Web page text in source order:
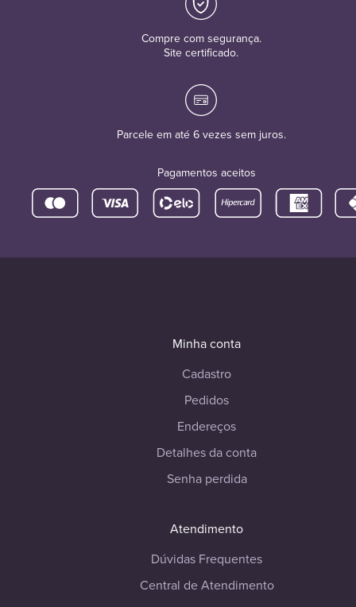
Compre com segurança.
Site certificado.
Parcele em até 6 vezes sem juros.
Pagamentos aceitos
Minha conta
Cadastro
Pedidos
Endereços
Detalhes da conta
Senha perdida
Atendimento
Dúvidas Frequentes
Central de Atendimento